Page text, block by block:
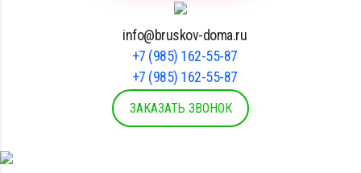
info@bruskov-doma.ru
+7 (985) 162-55-87
+7 (985) 162-55-87
ЗАКАЗАТЬ ЗВОНОК